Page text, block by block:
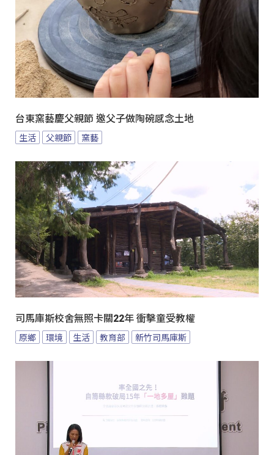
台東窯藝慶父親節 邀父子做陶碗感念土地
生活 父親節 窯藝
司馬庫斯校舍無照卡關22年 衝擊童受教權
原鄉 環境 生活 教育部 新竹司馬庫斯